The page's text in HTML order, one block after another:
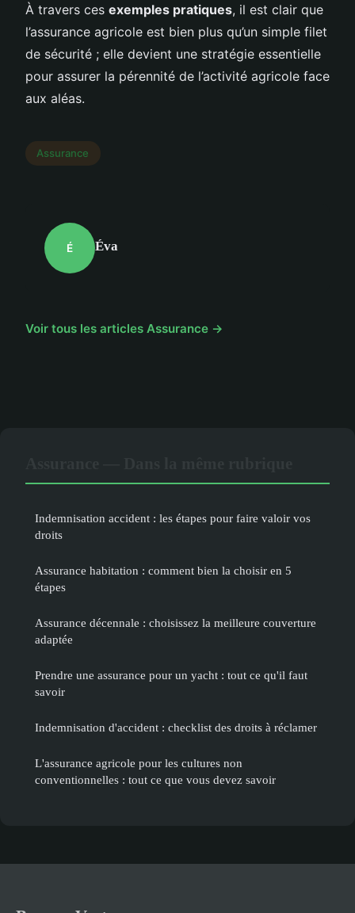
À travers ces exemples pratiques, il est clair que
l’assurance agricole est bien plus qu’un simple filet
de sécurité ; elle devient une stratégie essentielle
pour assurer la pérennité de l’activité agricole face
aux aléas.
Assurance
É Éva
Voir tous les articles Assurance →
Indemnisation accident : les étapes pour faire valoir vos
droits
Assurance habitation : comment bien la choisir en 5
étapes
Assurance décennale : choisissez la meilleure couverture
adaptée
Prendre une assurance pour un yacht : tout ce qu'il faut
savoir
Indemnisation d'accident : checklist des droits à réclamer
L'assurance agricole pour les cultures non
conventionnelles : tout ce que vous devez savoir